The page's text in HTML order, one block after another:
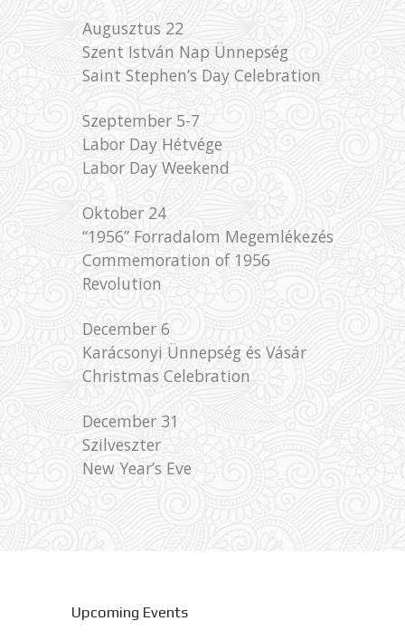
Augusztus 22
Szent István Nap Ünnepség
Saint Stephen’s Day Celebration
Szeptember 5-7
Labor Day Hétvége
Labor Day Weekend
Oktober 24
“1956” Forradalom Megemlékezés
Commemoration of 1956
Revolution
December 6
Karácsonyi Ünnepség és Vásár
Christmas Celebration
December 31
Szilveszter
New Year’s Eve
Upcoming Events